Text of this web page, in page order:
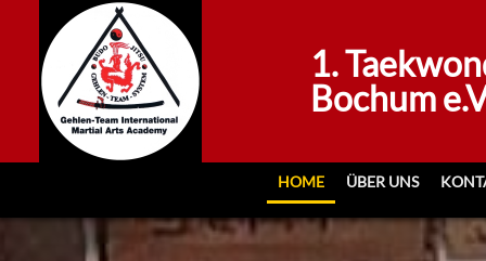
1.
Bochum
HOME ÜBER UNS